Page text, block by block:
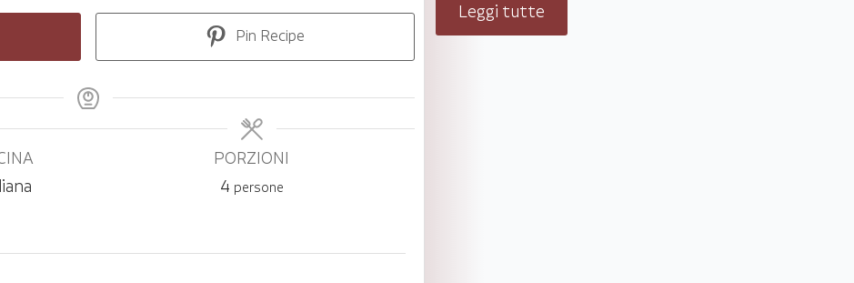
Pin Recipe
PORZIONI
4 persone
Leggi tutte